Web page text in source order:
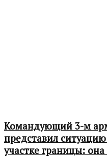
Командующий 3-м
представил
участке границы: